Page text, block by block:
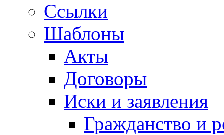
Ссылки
Шаблоны
Акты
Договоры
Иски и заявления
Гражданство и